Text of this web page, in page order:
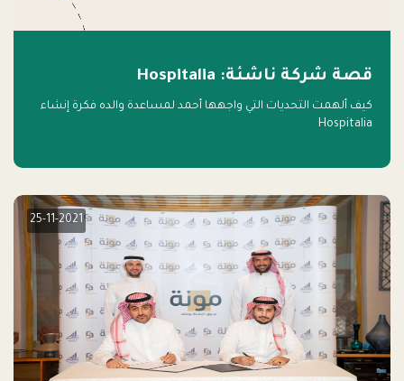
قصة شركة ناشئة: Hospitalia
كيف ألهمت التحديات التي واجهها أحمد لمساعدة والده فكرة إنشاء
Hospitalia
25-11-2021